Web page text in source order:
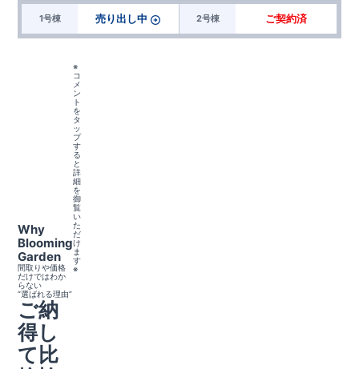
1号棟 売り出し中 2号棟 ご契約済
Why
Blooming
Garden
間取りや価格
だけではわか
らない
“選ばれる理由”
ご納
得し
て比
※
コ
メ
ン
ト
を
タ
ッ
プ
す
る
と
詳
細
を
御
覧
い
た
だ
け
ま
す
※